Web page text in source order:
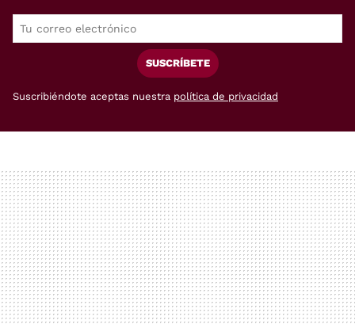
SUSCRÍBETE
Suscribiéndote aceptas nuestra política de privacidad